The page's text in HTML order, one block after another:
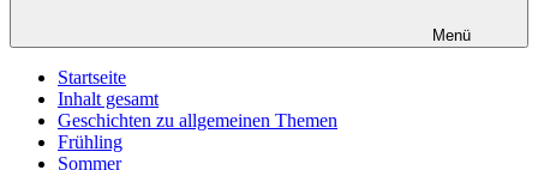
Menü
Startseite
Inhalt gesamt
Geschichten zu allgemeinen Themen
Frühling
Sommer